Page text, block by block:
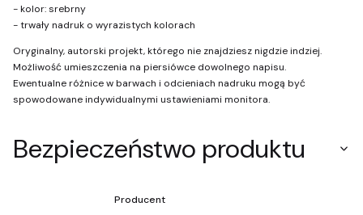
- kolor: srebrny
- trwały nadruk o wyrazistych kolorach
Oryginalny, autorski projekt, którego nie znajdziesz nigdzie indziej.
Możliwość umieszczenia na piersiówce dowolnego napisu.
Ewentualne różnice w barwach i odcieniach nadruku mogą być
spowodowane indywidualnymi ustawieniami monitora.
Bezpieczeństwo produktu
Producent